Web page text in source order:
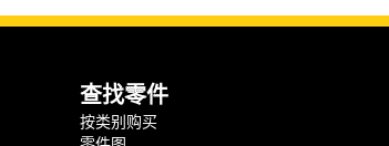
查找零件
按类别购买